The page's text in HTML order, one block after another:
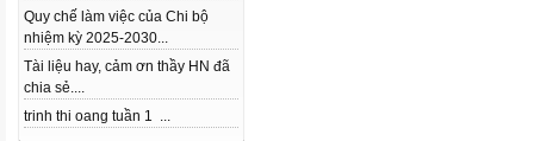
Quy chế làm việc của Chi bộ
nhiệm kỳ 2025-2030...
Tài liệu hay, cảm ơn thầy HN đã
chia sẻ....
trinh thi oang tuần 1 ...